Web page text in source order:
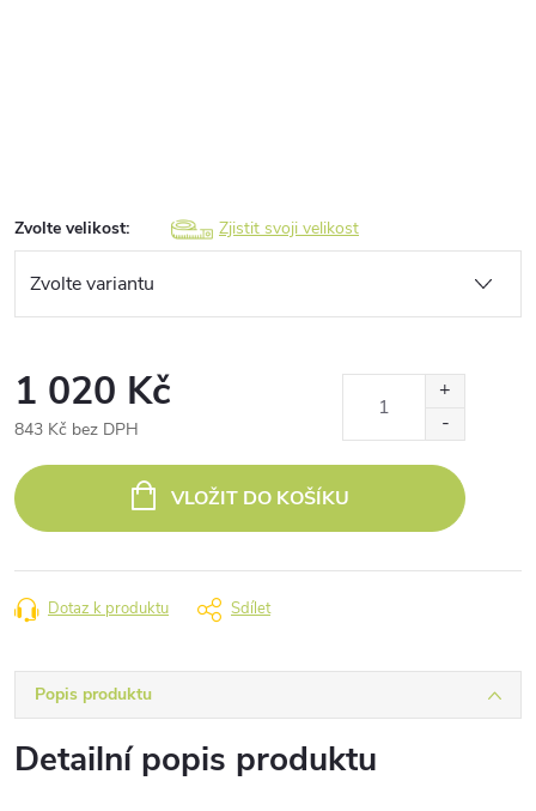
Zvolte velikost: Zjistit svoji velikost
1 020 Kč
843 Kč bez DPH
cena:
VLOŽIT DO KOŠÍKU
Dotaz k produktu Sdílet
Popis produktu
Detailní popis produktu